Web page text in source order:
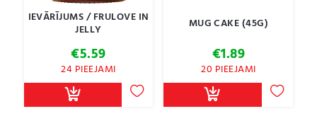
IEVĀRĪJUMS / FRULOVE IN
JELLY
€5.59
24 PIEEJAMI
MUG CAKE (45G)
€1.89
20 PIEEJAMI